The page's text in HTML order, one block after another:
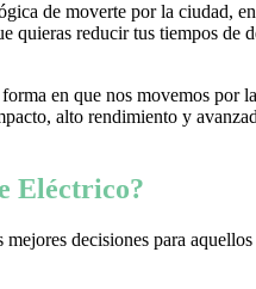
de moverte por la ciudad,
quieras reducir tus tiempos
en que nos movemos
alto rendimiento y
Eléctrico?
decisiones para